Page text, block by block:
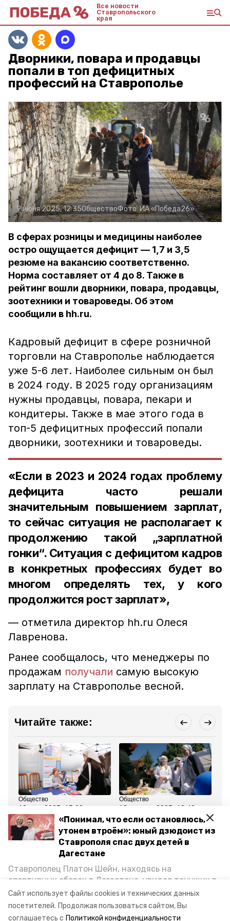
Сайт использует файлы cookies и технических данных
посетителей. Продолжая пользоваться сайтом, Вы
соглашаетесь с Политикой конфиденциальности
«Понимал, что если остановлюсь,
утонем втроём»: юный дзюдоист из
Ставрополя спас двух детей в
Дагестане
Ставрополец Платон Шейн, находясь на
спортивных сборах в Дегестане, увидел тонущих в
Каспийском море детей и бросился на помощь. По
возвращении домой, отважного мальчика
пригласили в министерство образования края и
Все новости
Ставропольского
края
Дворники, повара и продавцы
попали в топ дефицитных
профессий на Ставрополье
9 июня 2025, 12:35ОбществоФото:ИА «Победа26»
В сферах розницы и медицины наиболее
остро ощущается дефицит — 1,7 и 3,5
резюме на вакансию соответственно.
Норма составляет от 4 до 8. Также в
рейтинг вошли дворники, повара, продавцы,
зоотехники и товароведы. Об этом
сообщили в hh.ru.
Кадровый дефицит в сфере розничной
торговли на Ставрополье наблюдается
уже 5-6 лет. Наиболее сильным он был
в 2024 году. В 2025 году организациям
нужны продавцы, повара, пекари и
кондитеры. Также в мае этого года в
топ-5 дефицитных профессий попали
дворники, зоотехники и товароведы.
«Если в 2023 и 2024 годах проблему
дефицита часто решали
значительным повышением зарплат,
то сейчас ситуация не располагает к
продолжению такой „зарплатной
гонки“. Ситуация с дефицитом кадров
в конкретных профессиях будет во
многом определять тех, у кого
продолжится рост зарплат»,
— отметила директор hh.ru Олеся
Лавренова.
Ранее сообщалось, что менеджеры по
продажам получали самую высокую
зарплату на Ставрополье весной.
Читайте также:
Общество
12 мая 2025, 15:08
Более 13 тыс. вакансий
представили на ярмарке
трудоустройства
Ставрополья
Общество
18 апреля 2025, 13:43
Примерить VR-шлем и
посетить мастер-класс:
чем привлекают
соискателей на ярмарке
вакансий в Ставрополе
Все новости
ставропольский край hh.ru